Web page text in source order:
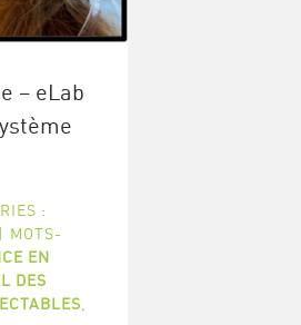
– eLab
:
| MOTS-
EN
DES